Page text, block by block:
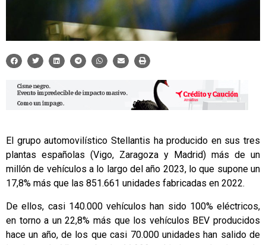
El grupo automovilístico Stellantis ha producido en sus tres
plantas españolas (Vigo, Zaragoza y Madrid) más de un
millón de vehículos a lo largo del año 2023, lo que supone un
17,8% más que las 851.661 unidades fabricadas en 2022.
De ellos, casi 140.000 vehículos han sido 100% eléctricos,
en torno a un 22,8% más que los vehículos BEV producidos
hace un año, de los que casi 70.000 unidades han salido de